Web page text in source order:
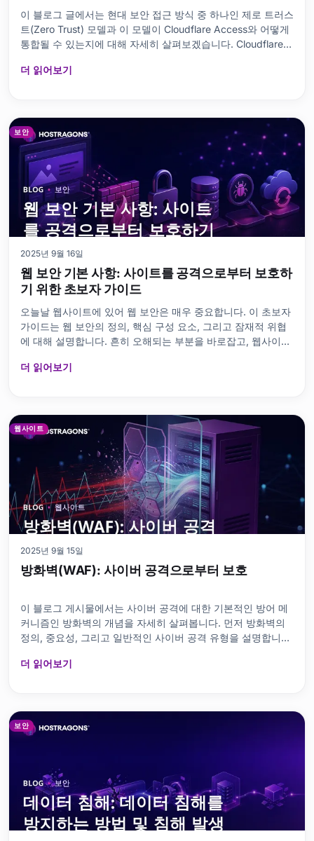
이 블로그 글에서는 현대 보안 접근 방식 중 하나인 제로 트러스
트(Zero Trust) 모델과 이 모델이 Cloudflare Access와 어떻게
통합될 수 있는지에 대해 자세히 살펴보겠습니다. Cloudflare
트 원칙과 어떻게 연결되는지를 설명합니다. 또한, 제로 트러스
단점도 살펴보겠습니다. 마지막으로 Cloudflare Access와 관
련한 자주 묻는 질문에 대
더 읽어보기
보안
2025년 9월 16일
웹 보안 기본 사항: 사이트를 공격으로부터 보호하
기 위한 초보자 가이드
오늘날 웹사이트에 있어 웹 보안은 매우 중요합니다. 이 초보자
가이드는 웹 보안의 정의, 핵심 구성 요소, 그리고 잠재적 위협
에 대해 설명합니다. 흔히 오해되는 부분을 바로잡고, 웹사이트
웨어를 자세히 설명합니다. 사이버 보안 교육 및 정보 보안 인식
설명하여 웹 보안 강화를 위한 포괄적인 로드맵을 제공합니다.
웹 보안이란 무엇인가? 기본 정의와 중요성 콘텐츠 맵 비녀장
더 읽어보기
웹사이트
2025년 9월 15일
방화벽(WAF): 사이버 공격으로부터 보호
이 블로그 게시물에서는 사이버 공격에 대한 기본적인 방어 메
커니즘인 방화벽의 개념을 자세히 살펴봅니다. 먼저 방화벽의
정의, 중요성, 그리고 일반적인 사이버 공격 유형을 설명합니다.
도와줍니다. 단계별 설치 가이드와 관리 팁을 통해 실질적인 정
으로 방화벽을 통해 보안을 강화하는 방법을 간략하게 설명하
고, 방화벽 사용 시 주요 고려 사항을 강조합니다. 방화벽이란
더 읽어보기
보안